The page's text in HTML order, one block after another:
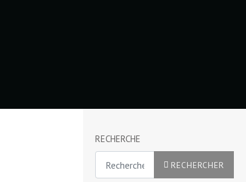
RECHERCHE
RECHERCHER